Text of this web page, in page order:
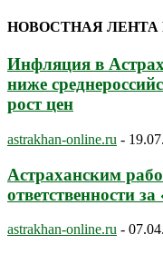
НОВОСТНАЯ ЛЕНТА
Инфляция в
ниже
рост цен
astrakhan-online.ru -
Астраханским
ответственности
astrakhan-online.ru -